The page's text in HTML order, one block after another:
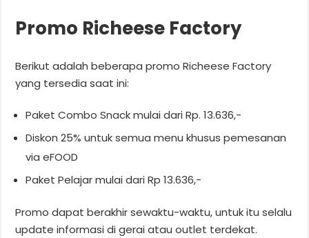
Promo Richeese Factory
Berikut adalah beberapa promo Richeese Factory
yang tersedia saat ini:
Paket Combo Snack mulai dari Rp. 13.636,-
Diskon 25% untuk semua menu khusus pemesanan
via eFOOD
Paket Pelajar mulai dari Rp 13.636,-
Promo dapat berakhir sewaktu-waktu, untuk itu selalu
update informasi di gerai atau outlet terdekat.